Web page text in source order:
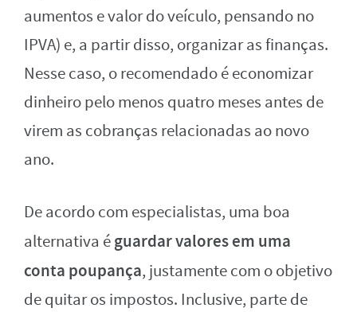
aumentos e valor do veículo, pensando no
IPVA) e, a partir disso, organizar as finanças.
Nesse caso, o recomendado é economizar
dinheiro pelo menos quatro meses antes de
virem as cobranças relacionadas ao novo
ano.
De acordo com especialistas, uma boa
alternativa éguardar valores em uma
conta poupança, justamente com o objetivo
de quitar os impostos. Inclusive, parte de